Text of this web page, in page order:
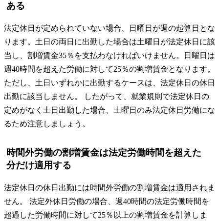
ある
法定休日が定められていない場合、日曜日が週の起算日とな
ります。土日の両日に出勤した場合は土曜日が法定休日に該
当し、割増賃金35％を支払わなければいけません。日曜日は
週40時間を超えた労働に対して25％の割増賃金となります。
ただし、土日いずれかに出勤するケースは、法定休日の休日
出勤に該当しません。 したがって、就業規則で法定休日の
定めがなく土日出勤した場合、土曜日のみ法定休日労働にな
るため注意しましょう。
時間外労働の割増賃金は法定労働時間を超えた
分だけ適用する
法定休日の休日出勤には時間外労働の割増賃金は適用されま
せん。 法定外休日労働の場合、週40時間の法定労働時間を
超過した労働時間に対して25％以上の割増賃金を計算しま